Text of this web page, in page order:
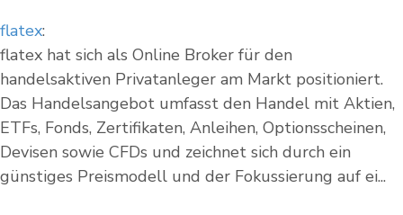
flatex:
flatex hat sich als Online Broker für den
handelsaktiven Privatanleger am Markt positioniert.
Das Handelsangebot umfasst den Handel mit Aktien,
ETFs, Fonds, Zertifikaten, Anleihen, Optionsscheinen,
Devisen sowie CFDs und zeichnet sich durch ein
günstiges Preismodell und der Fokussierung auf ei...